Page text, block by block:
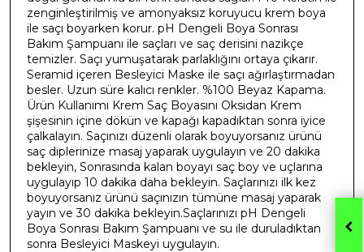
zenginleştirilmiş ve amonyaksız koruyucu krem boya
ile saçı boyarken korur. pH Dengeli Boya Sonrası
Bakım Şampuanı ile saçları ve saç derisini nazikçe
temizler. Saçı yumuşatarak parlaklığını ortaya çıkarır.
Seramid içeren Besleyici Maske ile saçı ağırlaştırmadan
besler. Uzun süre kalıcı renkler. %100 Beyaz Kapama.
Ürün Kullanımı Krem Saç Boyasını Oksidan Krem
şişesinin içine dökün ve kapağı kapadıktan sonra iyice
çalkalayın. Saçınızı düzenli olarak boyuyorsanız ürünü
saç diplerinize masaj yaparak uygulayın ve 20 dakika
bekleyin, Sonrasında kalan boyayı saç boy ve uçlarına
uygulayıp 10 dakika daha bekleyin. Saçlarınızı ilk kez
boyuyorsanız ürünü saçınızın tümüne masaj yaparak
yayın ve 30 dakika bekleyin.Saçlarınızı pH Dengeli
Boya Sonrası Bakım Şampuanı ve su ile duruladıktan
sonra Besleyici Maskeyi uygulayın.